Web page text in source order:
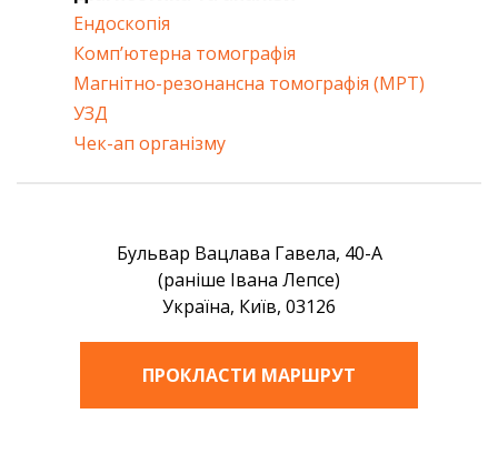
Ендоскопія
Комп’ютерна томографія
Магнітно-резонансна томографія (МРТ)
УЗД
Чек-ап організму
Бульвар Вацлава Гавела, 40-А
(раніше Івана Лепсе)
Україна, Київ, 03126
ПРОКЛАСТИ МАРШРУТ